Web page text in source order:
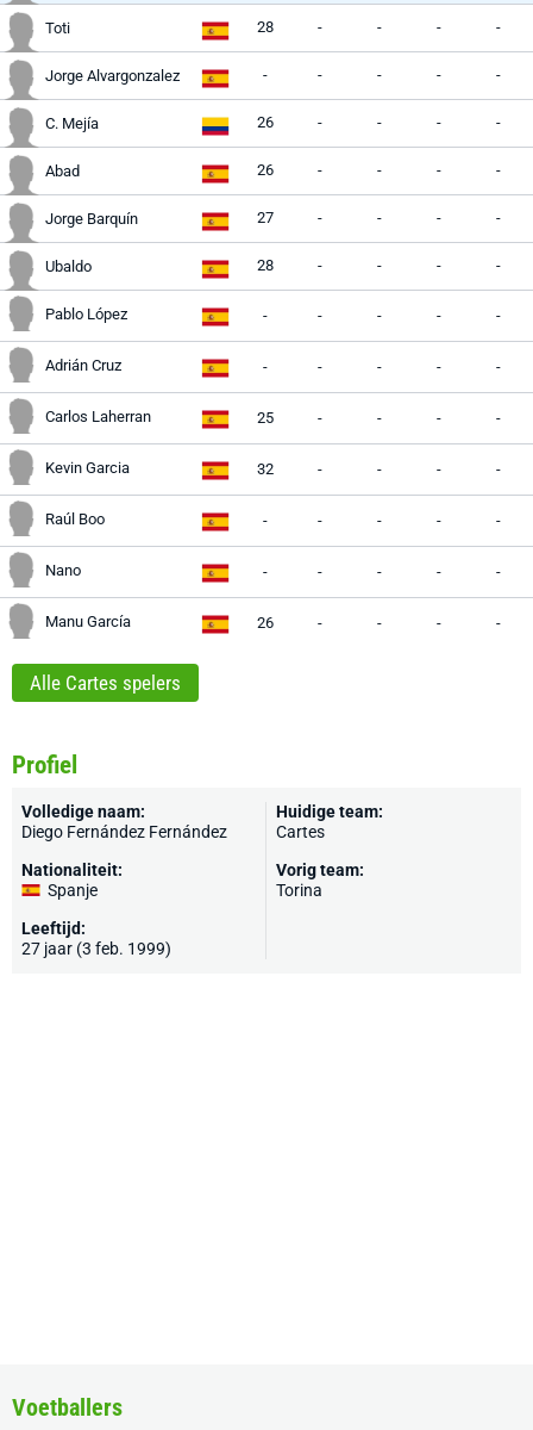
Toti 28 - - - -
Jorge Alvargonzalez - - - - -
C. Mejía 26 - - - -
Abad 26 - - - -
Jorge Barquín 27 - - - -
Ubaldo 28 - - - -
Pablo López - - - - -
Adrián Cruz - - - - -
Carlos Laherran 25 - - - -
Kevin Garcia 32 - - - -
Raúl Boo - - - - -
Nano - - - - -
Manu García 26 - - - -
Alle Cartes spelers
Profiel
Volledige naam:
Diego Fernández Fernández
Nationaliteit:
Spanje
Leeftijd:
27 jaar (3 feb. 1999)
Huidige team:
Cartes
Vorig team:
Torina
Voetballers